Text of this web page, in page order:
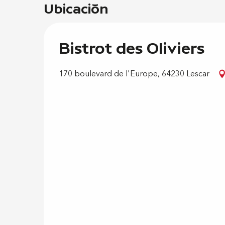
Ubicación
Bistrot des Oliviers
170 boulevard de l'Europe, 64230 Lescar